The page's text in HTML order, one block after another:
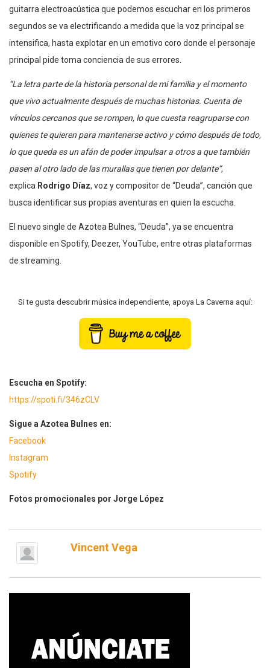
guitarra electroacústica que podemos escuchar en los primeros
segundos se va electrificando a medida que la voz principal se
intensifica, hasta explotar en un emotivo coro donde el personaje
principal pide toma conciencia de sus errores.
“La letra parte de la historia personal de mi familia y el momento
que vivo actualmente después de muchas historias. Cuenta de
vínculos cercanos que se rompen, lo que cuesta reagruparse con
quienes te quieren para mantenerse activo y cómo después de todo,
lo que queda es un afán de poder impulsar a otros a que también
pasen al otro lado de las murallas que tienen por delante”,
explica Rodrigo Díaz, voz y compositor de “Deuda”, canción que
busca identificar sus propias aventuras en quien la escucha.
El nuevo single de Azotea Bulnes, “Deuda”, ya se encuentra
disponible en Spotify, Deezer, YouTube, entre otras plataformas
de streaming.
Si te gusta descubrir música independiente, apoya La Caverna aquí:
Escucha en Spotify:
https://spoti.fi/346zCLV
Sigue a Azotea Bulnes en:
Facebook
Instagram
Spotify
Fotos promocionales por Jorge López
Vincent Vega